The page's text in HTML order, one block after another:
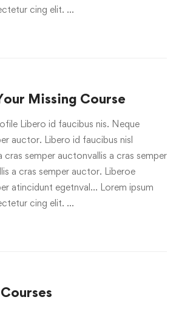
cing elit. …
Missing Course
Libero id faucibus nis. Neque
auctor. Libero id faucibus nisl
cras semper auctonvallis a cras semper
a cras semper auctor. Liberoe
atincidunt egetnval… Lorem ipsum
cing elit. …